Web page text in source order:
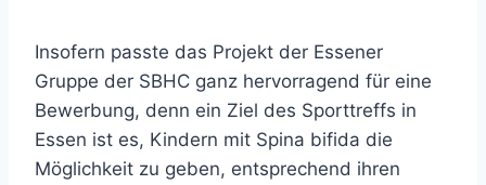
Insofern passte das Projekt der Essener
Gruppe der SBHC ganz hervorragend für eine
Bewerbung, denn ein Ziel des Sporttreffs in
Essen ist es, Kindern mit Spina bifida die
Möglichkeit zu geben, entsprechend ihren